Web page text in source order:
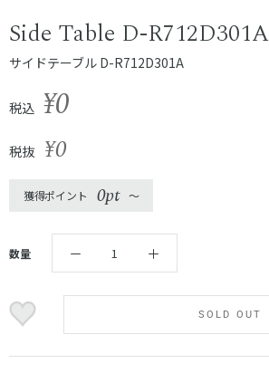
Side Table D-R712D301A
サイドテーブル D-R712D301A
税込 ¥0
税抜 ¥0
獲得ポイント 0pt 〜
数量
SOLD OUT